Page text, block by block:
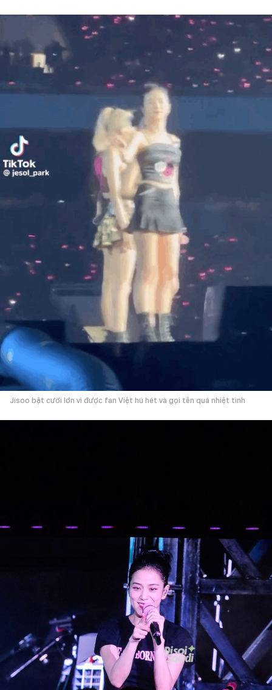
Jisoo bật cười lớn vì được fan Việt hú hét và gọi tên quá nhiệt tình